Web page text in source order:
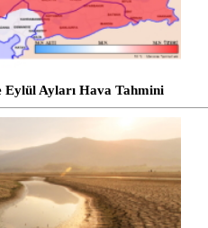
Eylül Ayları Hava Tahmini